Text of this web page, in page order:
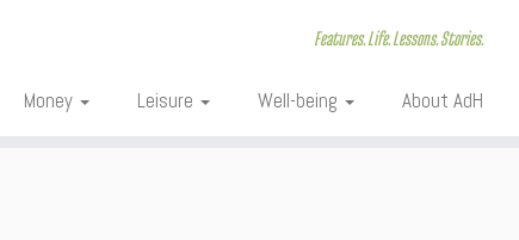
Features. Life. Lessons. Stories.
Money Leisure Well-being About AdH